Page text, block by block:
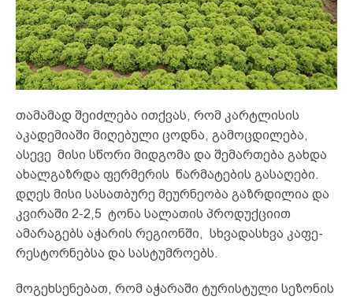
თამამად შეიძლება ითქვას, რომ კარტლისის
აკადემიაში მიღებული ცოდნა, გამოცდილება,
ასევე მისი სწორი მიდგომა და შემართება გახდა
ახალგაზრდა ფერმერის წარმატების გასაღები.
დღეს მისი სასათბურე მეურნეობა გაზრდილია და
კვირაში 2-2,5 ტონა სალათის პროდუქციით
ამარაგებს აჭარის რეგიონში, სხვადასხვა კაფე-
რესტორნებსა და სასტუმროებს.
მოგეხსენებათ, რომ აჭარაში ტურისტული სეზონის